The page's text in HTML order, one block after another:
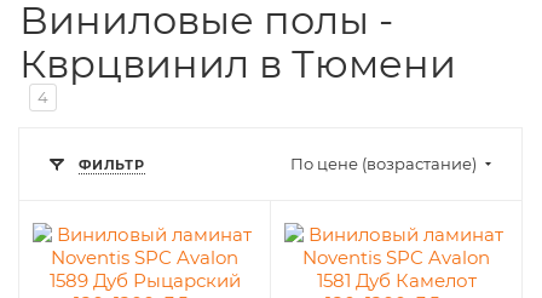
Виниловые полы -
Кврцвинил в Тюмени
4
ФИЛЬТР По цене (возрастание)